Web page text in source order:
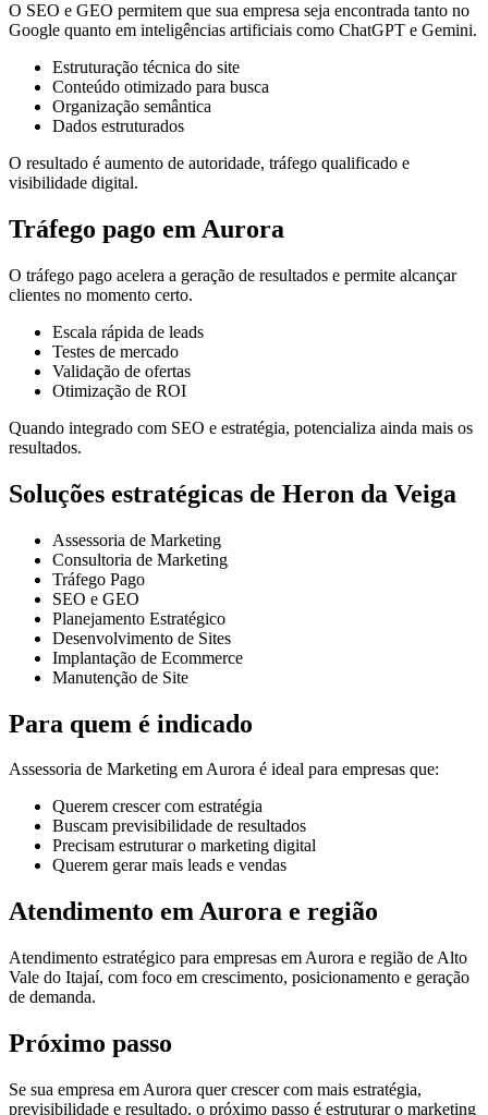
O SEO e GEO permitem que sua empresa seja encontrada tanto no
Google quanto em inteligências artificiais como ChatGPT e Gemini.
Estruturação técnica do site
Conteúdo otimizado para busca
Organização semântica
Dados estruturados
O resultado é aumento de autoridade, tráfego qualificado e
visibilidade digital.
Tráfego pago em Aurora
O tráfego pago acelera a geração de resultados e permite alcançar
clientes no momento certo.
Escala rápida de leads
Testes de mercado
Validação de ofertas
Otimização de ROI
Quando integrado com SEO e estratégia, potencializa ainda mais os
resultados.
Soluções estratégicas de Heron da Veiga
Assessoria de Marketing
Consultoria de Marketing
Tráfego Pago
SEO e GEO
Planejamento Estratégico
Desenvolvimento de Sites
Implantação de Ecommerce
Manutenção de Site
Para quem é indicado
Assessoria de Marketing em Aurora é ideal para empresas que:
Querem crescer com estratégia
Buscam previsibilidade de resultados
Precisam estruturar o marketing digital
Querem gerar mais leads e vendas
Atendimento em Aurora e região
Atendimento estratégico para empresas em Aurora e região de Alto
Vale do Itajaí, com foco em crescimento, posicionamento e geração
de demanda.
Próximo passo
Se sua empresa em Aurora quer crescer com mais estratégia,
previsibilidade e resultado, o próximo passo é estruturar o marketing